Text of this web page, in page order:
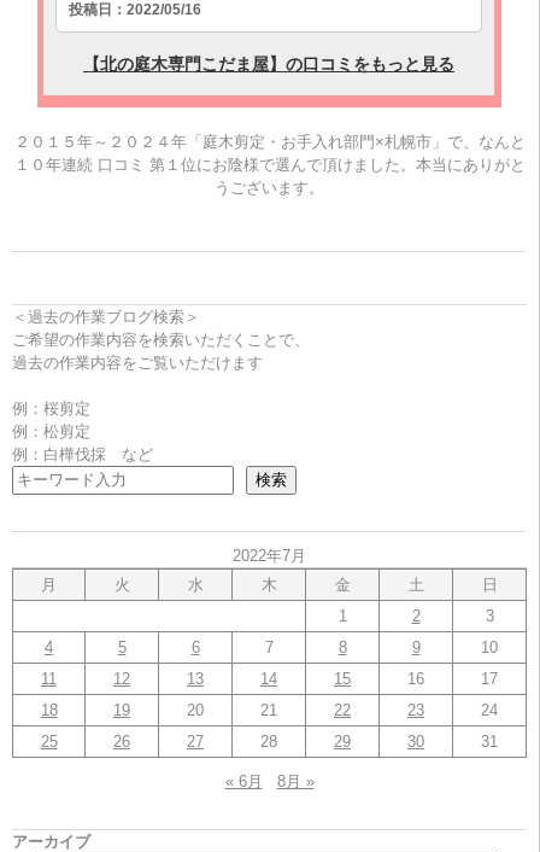
２０１５年～２０２４年「庭木剪定・お手入れ部門×札幌市」で、なんと
１０年連続 口コミ 第１位にお陰様で選んで頂けました。本当にありがと
うございます。
＜過去の作業ブログ検索＞
ご希望の作業内容を検索いただくことで、
過去の作業内容をご覧いただけます
例：桜剪定
例：松剪定
例：白樺伐採 など
検索
2022年7月
月
火 水 木 金 土
日
1
2
3
4
5 6 7 8 9
10
11
12 13 14 15 16
17
18
19 20 21 22 23
24
25
26 27 28 29 30 31
« 6月 8月 »
アーカイブ